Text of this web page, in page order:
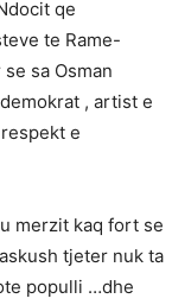
qe
te Rame-
sa Osman
, artist e
e
merzit kaq fort se
tjeter nuk ta
populli …dhe